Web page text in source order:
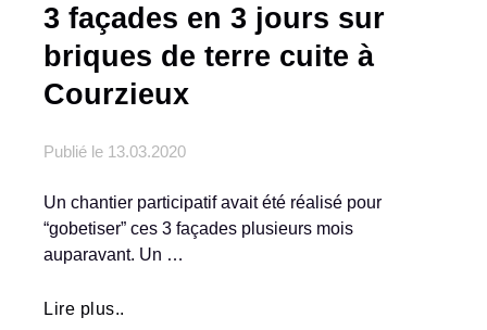
3 façades en 3 jours sur
briques de terre cuite à
Courzieux
Publié le 13.03.2020
Un chantier participatif avait été réalisé pour
“gobetiser” ces 3 façades plusieurs mois
auparavant. Un …
Lire plus..